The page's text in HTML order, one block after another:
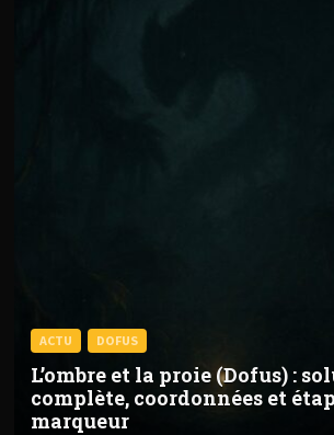
ACTU DOFUS
L’ombre et la proie (Dofus) :
complète, coordonnées et
marqueur